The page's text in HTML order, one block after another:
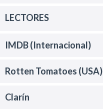
LECTORES
IMDB (Internacional)
Rotten Tomatoes (USA)
Clarín